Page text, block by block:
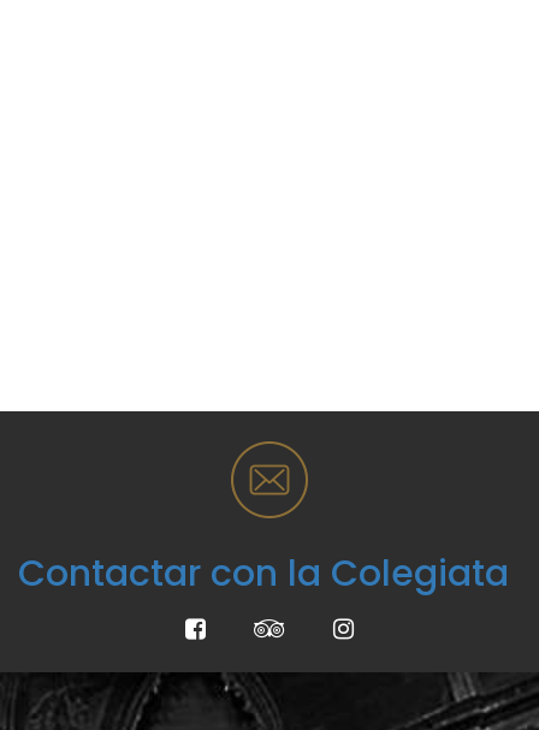
Contactar con la Colegiata